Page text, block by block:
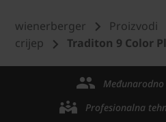
wienerberger Proizvodi
crijep
Traditon 9 Color
Profesionalna